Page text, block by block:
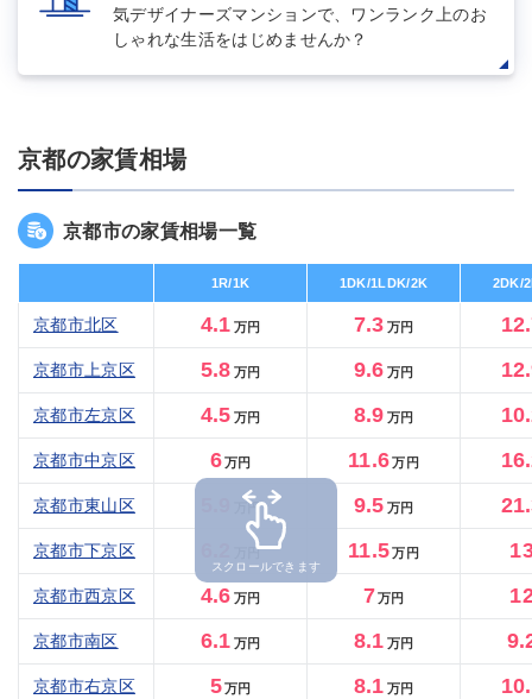
気デザイナーズマンションで、ワンランク上のお
しゃれな生活をはじめませんか？
京都の家賃相場
京都市の家賃相場一覧
1R/1K 1DK/1LDK/2K 2DK/
京都市北区 4.1 万円 7.3 万円
京都市上京区 5.8 万円 9.6 万円
京都市左京区 4.5 万円 8.9 万円
京都市中京区 6万円 11.6万円
京都市東山区 万円 9.5 万円
京都市下京区 万円 11.5万円
京都市西京区 4.6 万円 7万円
京都市南区 6.1 万円 8.1 万円
京都市右京区 5万円 8.1 万円
スクロールできます